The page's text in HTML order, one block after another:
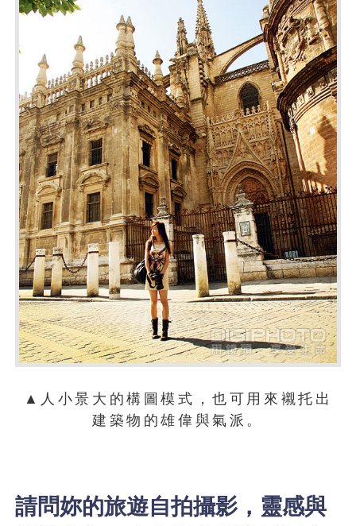
▲人小景大的構圖模式，也可用來襯托出
建築物的雄偉與氣派。
請問妳的旅遊自拍攝影，靈感與